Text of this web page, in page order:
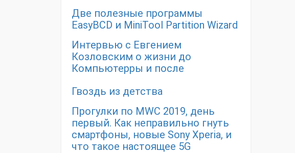
Две полезные программы
EasyBCD и MiniTool Partition Wizard
Интервью с Евгением
Козловским о жизни до
Компьютерры и после
Гвоздь из детства
Прогулки по MWC 2019, день
первый. Как неправильно гнуть
смартфоны, новые Sony Xperia, и
что такое настоящее 5G